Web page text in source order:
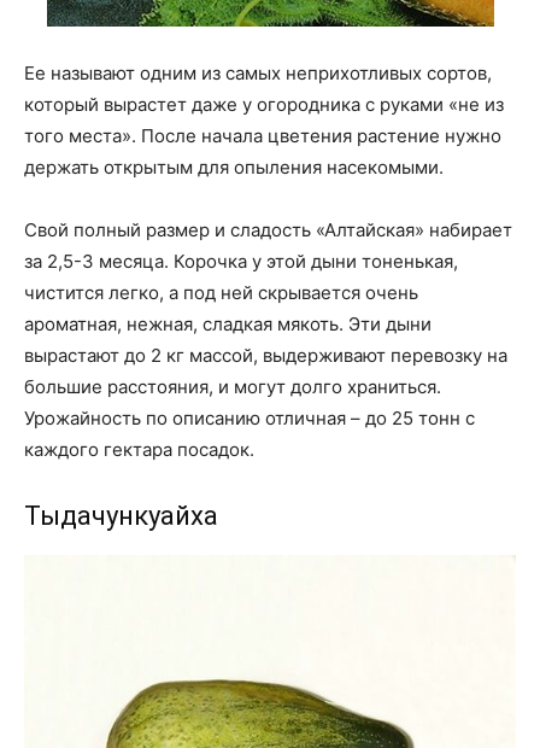
Ее называют одним из самых неприхотливых сортов,
который вырастет даже у огородника с руками «не из
того места». После начала цветения растение нужно
держать открытым для опыления насекомыми.
Свой полный размер и сладость «Алтайская» набирает
за 2,5-3 месяца. Корочка у этой дыни тоненькая,
чистится легко, а под ней скрывается очень
ароматная, нежная, сладкая мякоть. Эти дыни
вырастают до 2 кг массой, выдерживают перевозку на
большие расстояния, и могут долго храниться.
Урожайность по описанию отличная – до 25 тонн с
каждого гектара посадок.
Тыдачункуайха